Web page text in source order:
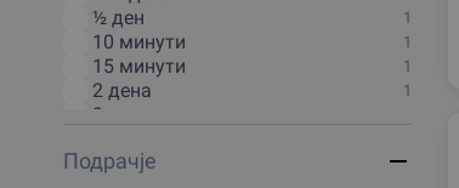
Спорт и Фитнес 1
½ ден 1
10 минути 1
15 минути 1
2 дена 1
2 часа
20 минути 1
Подрачjе